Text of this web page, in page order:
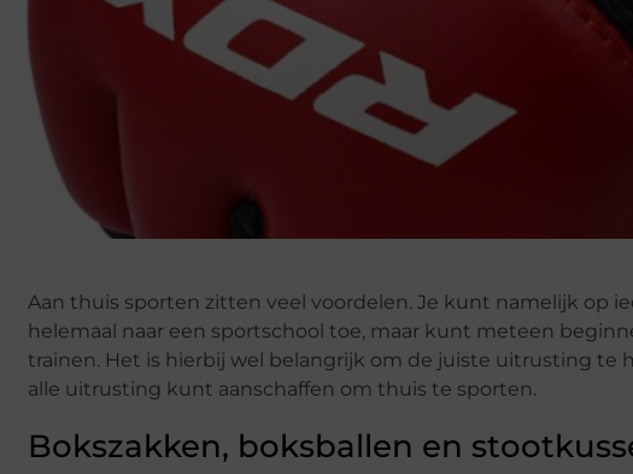
Aan thuis sporten zitten veel voordelen. Je kunt namelijk op
helemaal naar een sportschool toe, maar kunt meteen
trainen. Het is hierbij wel belangrijk om de juiste uitrusting te
alle uitrusting kunt aanschaffen om thuis te sporten.
Bokszakken, boksballen en